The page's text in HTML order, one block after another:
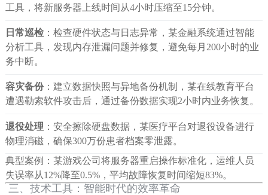
工具，将新服务器上线时间从4小时压缩至15分钟。
日常巡检：检查硬件状态与日志异常，某金融系统通过智能
分析工具，发现内存泄漏问题并修复，避免每月200小时的业
务中断。
容灾备份：建立数据快照与异地备份机制，某在线教育平台
遭遇勒索软件攻击后，通过备份数据实现2小时内业务恢复。
退役处理 ：安全擦除硬盘数据，某医疗平台对退役设备进行
物理消磁，确保300万份患者档案零泄露。
典型案例：某游戏公司将服务器重启操作标准化，运维人员
失误率从12%降至0.5%，平均故障恢复时间缩短83%。
三、技术工具：智能时代的效率革命